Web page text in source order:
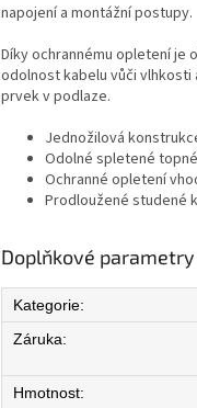
napojení a montážní postupy.
Díky ochrannému opletení je
odolnost kabelu vůči vlhkosti
prvek v podlaze.
Jednožilová
Odolné spletené
Ochranné opletení
Prodloužené studené
Doplňkové parametry
Kategorie:
Záruka:
Hmotnost: